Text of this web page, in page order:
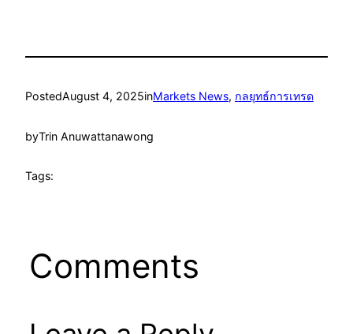
PostedAugust 4, 2025inMarkets News, กลยุทธ์การเทรด
byTrin Anuwattanawong
Tags:
Comments